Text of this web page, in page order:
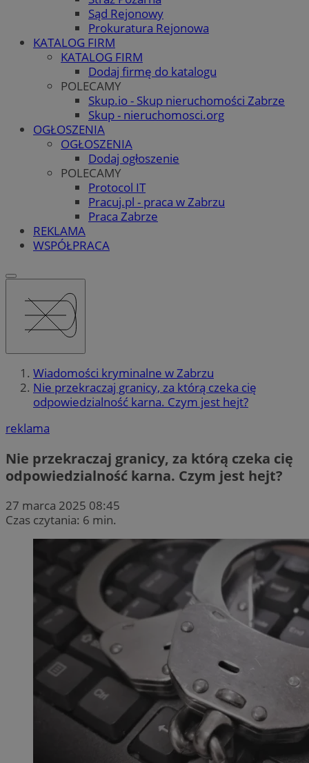
Sąd Rejonowy
Prokuratura Rejonowa
KATALOG FIRM
KATALOG FIRM
Dodaj firmę do katalogu
POLECAMY
Skup.io - Skup nieruchomości Zabrze
Skup - nieruchomosci.org
OGŁOSZENIA
OGŁOSZENIA
Dodaj ogłoszenie
POLECAMY
Protocol IT
Pracuj.pl - praca w Zabrzu
Praca Zabrze
REKLAMA
WSPÓŁPRACA
Wiadomości kryminalne w Zabrzu
Nie przekraczaj granicy, za którą czeka cię
odpowiedzialność karna. Czym jest hejt?
reklama
Nie przekraczaj granicy, za którą czeka cię
odpowiedzialność karna. Czym jest hejt?
27 marca 2025 08:45
Czas czytania: 6 min.